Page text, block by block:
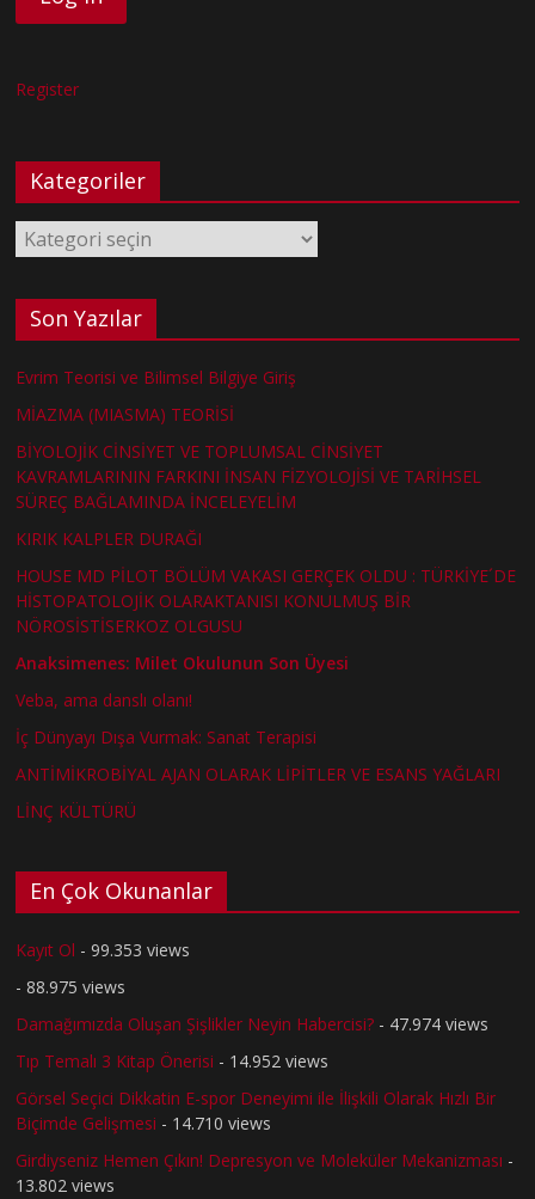
Register
Kategoriler
Kategoriler
Son Yazılar
Evrim Teorisi ve Bilimsel Bilgiye Giriş
MİAZMA (MIASMA) TEORİSİ
BİYOLOJİK CİNSİYET VE TOPLUMSAL CİNSİYET
KAVRAMLARININ FARKINI İNSAN FİZYOLOJİSİ VE TARİHSEL
SÜREÇ BAĞLAMINDA İNCELEYELİM
KIRIK KALPLER DURAĞI
HOUSE MD PİLOT BÖLÜM VAKASI GERÇEK OLDU : TÜRKİYE´DE
HİSTOPATOLOJİK OLARAKTANISI KONULMUŞ BİR
NÖROSİSTİSERKOZ OLGUSU
Anaksimenes: Milet Okulunun Son Üyesi
Veba, ama danslı olanı!
İç Dünyayı Dışa Vurmak: Sanat Terapisi
ANTİMİKROBİYAL AJAN OLARAK LİPİTLER VE ESANS YAĞLARI
LİNÇ KÜLTÜRÜ
En Çok Okunanlar
Kayıt Ol - 99.353 views
- 88.975 views
Damağımızda Oluşan Şişlikler Neyin Habercisi? - 47.974 views
Tıp Temalı 3 Kitap Önerisi - 14.952 views
Görsel Seçici Dikkatin E-spor Deneyimi ile İlişkili Olarak Hızlı Bir
Biçimde Gelişmesi - 14.710 views
Girdiyseniz Hemen Çıkın! Depresyon ve Moleküler Mekanizması -
13.802 views